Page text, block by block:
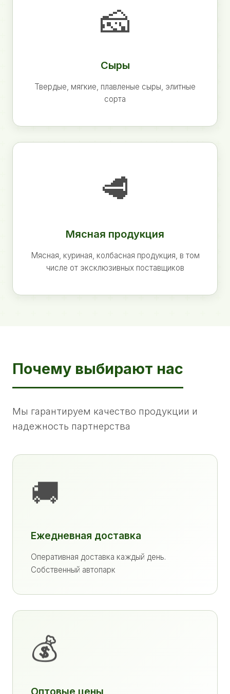
🧀
Сыры
Твердые, мягкие, плавленые сыры, элитные
сорта
🥩
Мясная продукция
Мясная, куриная, колбасная продукция, в том
числе от эксклюзивных поставщиков
Почему выбирают нас
Мы гарантируем качество продукции и
надежность партнерства
🚚
Ежедневная доставка
Оперативная доставка каждый день.
Собственный автопарк
💰
Оптовые цены